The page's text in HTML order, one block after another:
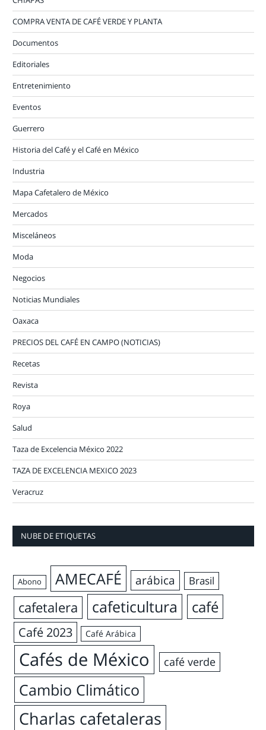
COMPRA VENTA DE CAFÉ VERDE Y PLANTA
Documentos
Editoriales
Entretenimiento
Eventos
Guerrero
Historia del Café y el Café en México
Industria
Mapa Cafetalero de México
Mercados
Misceláneos
Moda
Negocios
Noticias Mundiales
Oaxaca
PRECIOS DEL CAFÉ EN CAMPO (NOTICIAS)
Recetas
Revista
Roya
Salud
Taza de Excelencia México 2022
TAZA DE EXCELENCIA MEXICO 2023
Veracruz
NUBE DE ETIQUETAS
Abono AMECAFÉ arábica Brasil
cafetalera cafeticultura café
Café 2023 Café Arábica
Cafés de México café verde
Cambio Climático
Charlas cafetaleras